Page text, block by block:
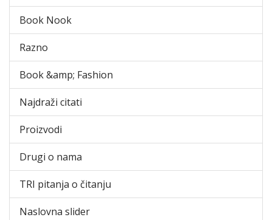
Book Nook
Razno
Book &amp; Fashion
Najdraži citati
Proizvodi
Drugi o nama
TRI pitanja o čitanju
Naslovna slider